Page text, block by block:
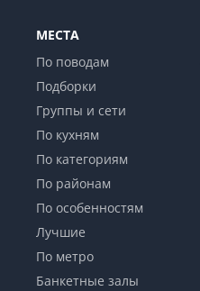
МЕСТА
По поводам
Подборки
Группы и сети
По кухням
По категориям
По районам
По особенностям
Лучшие
По метро
Банкетные залы